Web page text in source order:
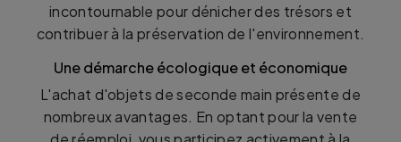
incontournable pour dénicher des trésors et
contribuer à la préservation de l'environnement.
Une démarche écologique et économique
L'achat d'objets de seconde main présente de
nombreux avantages. En optant pour la vente